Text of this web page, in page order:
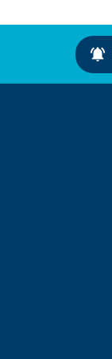
notifications_active